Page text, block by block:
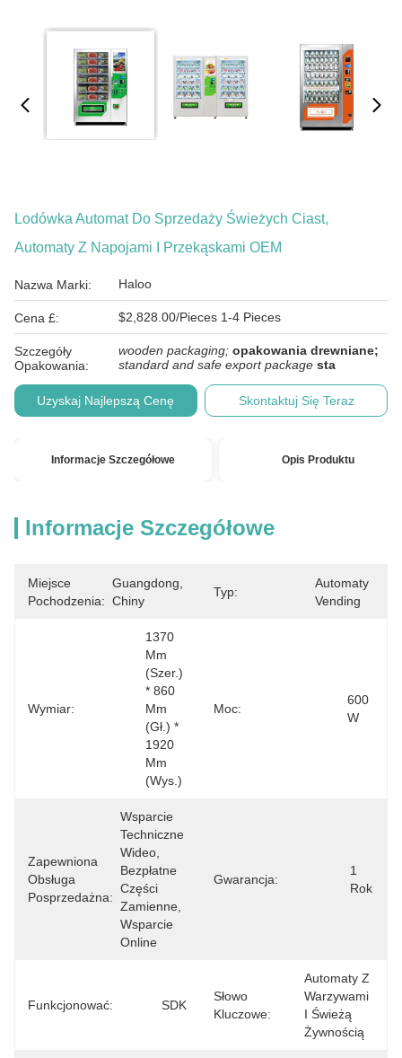
Lodówka Automat Do Sprzedaży Świeżych Ciast,
Automaty Z Napojami I Przekąskami OEM
Nazwa Marki: Haloo
Cena £: $2,828.00/Pieces 1-4 Pieces
Szczegóły
Opakowania:
wooden packaging; opakowania drewniane;
standard and safe export package sta
Uzyskaj Najlepszą Cenę Skontaktuj Się Teraz
Informacje Szczegółowe Opis Produktu
Informacje Szczegółowe
Miejsce
Pochodzenia:
Guangdong,
Chiny
Typ:
Automaty
Vending
Wymiar:
1370
Mm
(szer.)
* 860
Mm
(gł.) *
1920
Mm
(wys.)
Moc:
600
W
Zapewniona
Obsługa
Posprzedażna:
Wsparcie
Techniczne
Wideo,
Bezpłatne
Części
Zamienne,
Wsparcie
Online
Gwarancja:
1
Rok
Funkcjonować: SDK
Słowo
Kluczowe:
Automaty Z
Warzywami
I Świeżą
Żywnością